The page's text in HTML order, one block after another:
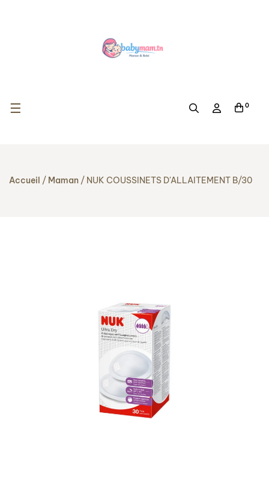
Basculer la navigation
☰ 0
Accueil Maman NUK COUSSINETS D'ALLAITEMENT B/30